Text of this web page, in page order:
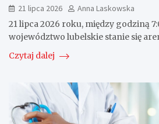
21 lipca 2026
Anna Laskowska
21 lipca 2026 roku, między godziną
województwo lubelskie stanie się
Czytaj dalej